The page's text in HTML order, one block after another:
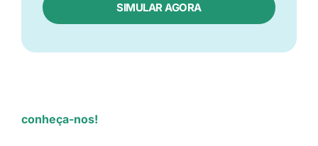
SIMULAR AGORA
conheça-nos!